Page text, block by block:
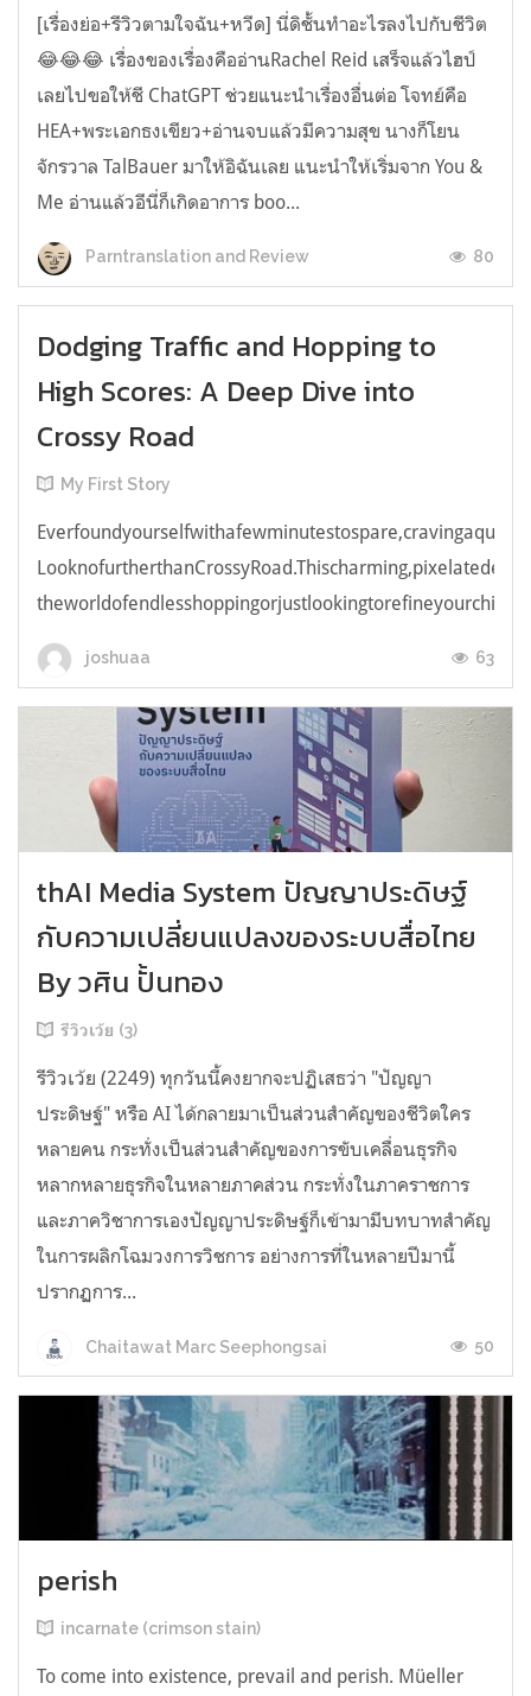
[เรื่องย่อ+รีวิวตามใจฉัน+หวีด] นี่ดิชั้นทำอะไรลงไปกับชีวิต
😂😂😂 เรื่องของเรื่องคืออ่านRachel Reid เสร็จแล้วไฮป์
เลยไปขอให้ชี ChatGPT ช่วยแนะนำเรื่องอื่นต่อ โจทย์คือ
HEA+พระเอกธงเขียว+อ่านจบแล้วมีความสุข นางก็โยน
จักรวาล TalBauer มาให้อิฉันเลย แนะนำให้เริ่มจาก You &
Me อ่านแล้วอีนี่ก็เกิดอาการ boo...
Parntranslation and Review 80
Dodging Traffic and Hopping to
High Scores: A Deep Dive into
Crossy Road
My First Story
joshuaa 63
thAI Media System ปัญญาประดิษฐ์
กับความเปลี่ยนแปลงของระบบสื่อไทย
By วศิน ปั้นทอง
รีวิวเว้ย (3)
รีวิวเว้ย (2249) ทุกวันนี้คงยากจะปฏิเสธว่า "ปัญญา
ประดิษฐ์" หรือ AI ได้กลายมาเป็นส่วนสำคัญของชีวิตใคร
หลายคน กระทั่งเป็นส่วนสำคัญของการขับเคลื่อนธุรกิจ
หลากหลายธุรกิจในหลายภาคส่วน กระทั่งในภาคราชการ
และภาควิชาการเองปัญญาประดิษฐ์ก็เข้ามามีบทบาทสำคัญ
ในการผลิกโฉมวงการวิชการ อย่างการที่ในหลายปีมานี้
ปรากฏการ...
Chaitawat Marc Seephongsai 50
perish
incarnate (crimson stain)
To come into existence, prevail and perish. Müeller